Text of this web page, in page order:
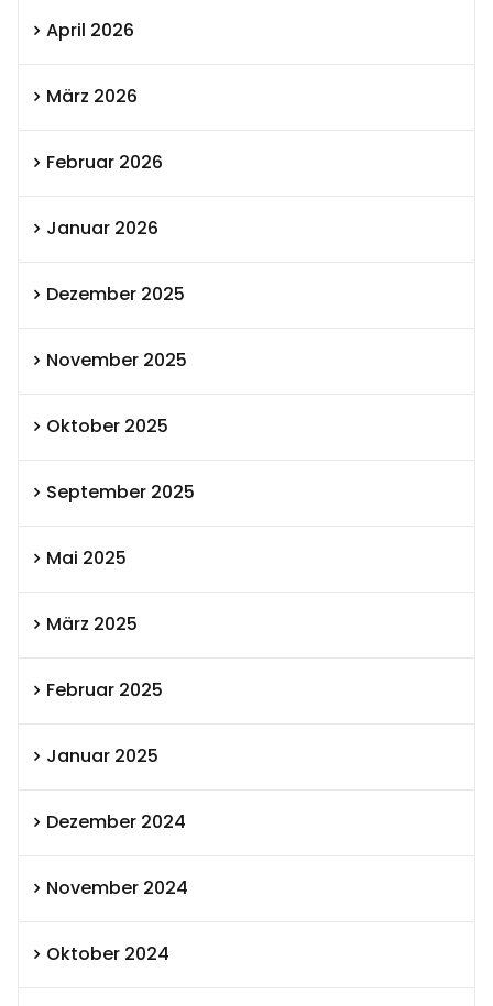
April 2026
März 2026
Februar 2026
Januar 2026
Dezember 2025
November 2025
Oktober 2025
September 2025
Mai 2025
März 2025
Februar 2025
Januar 2025
Dezember 2024
November 2024
Oktober 2024